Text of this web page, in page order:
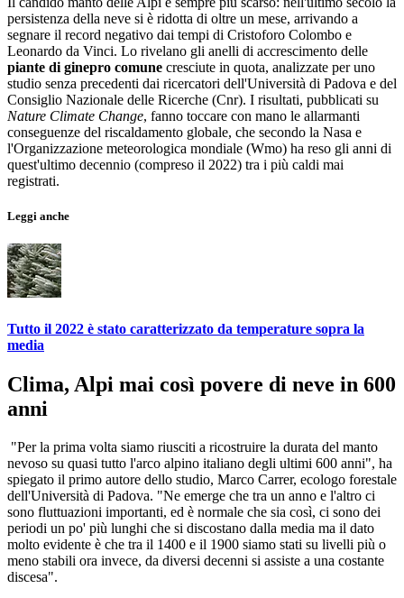
persistenza della neve si è ridotta di oltre un mese, arrivando a
segnare il record negativo dai tempi di Cristoforo Colombo e
Leonardo da Vinci. Lo rivelano gli anelli di accrescimento delle
piante di ginepro comune cresciute in quota, analizzate per uno
studio senza precedenti dai ricercatori dell'Università di Padova e del
Consiglio Nazionale delle Ricerche (Cnr). I risultati, pubblicati su
Nature Climate Change, fanno toccare con mano le allarmanti
conseguenze del riscaldamento globale, che secondo la Nasa e
l'Organizzazione meteorologica mondiale (Wmo) ha reso gli anni di
quest'ultimo decennio (compreso il 2022) tra i più caldi mai
registrati.
Leggi anche
Tutto il 2022 è stato caratterizzato da temperature sopra la
media
Clima, Alpi mai così povere di neve in 600
anni
"Per la prima volta siamo riusciti a ricostruire la durata del manto
nevoso su quasi tutto l'arco alpino italiano degli ultimi 600 anni", ha
spiegato il primo autore dello studio, Marco Carrer, ecologo forestale
dell'Università di Padova. "Ne emerge che tra un anno e l'altro ci
sono fluttuazioni importanti, ed è normale che sia così, ci sono dei
periodi un po' più lunghi che si discostano dalla media ma il dato
molto evidente è che tra il 1400 e il 1900 siamo stati su livelli più o
meno stabili ora invece, da diversi decenni si assiste a una costante
discesa".